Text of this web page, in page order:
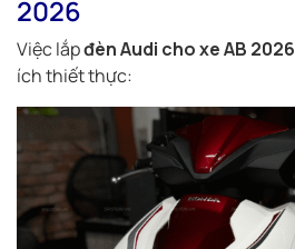
2026
Việc lắpđèn Audi cho xe AB 2026
ích thiết thực: